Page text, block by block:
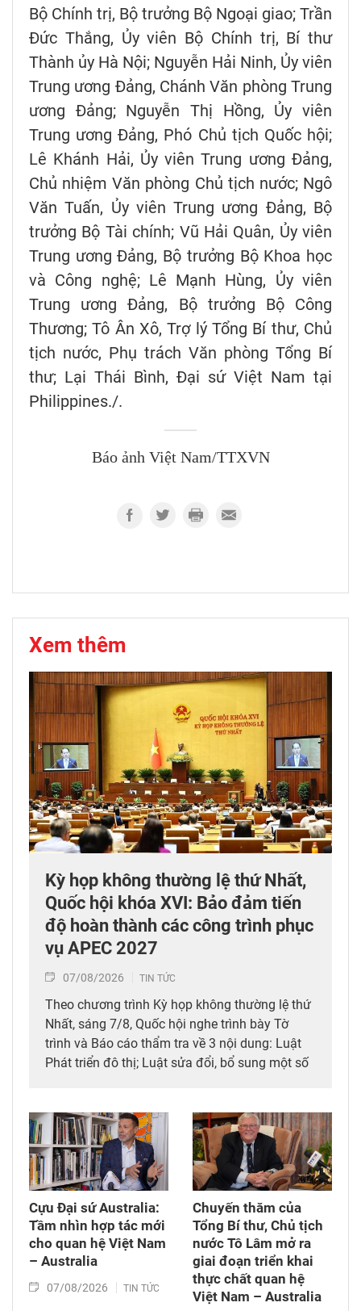
Bộ Chính trị, Bộ trưởng Bộ Ngoại giao; Trần
Đức Thắng, Ủy viên Bộ Chính trị, Bí thư
Thành ủy Hà Nội; Nguyễn Hải Ninh, Ủy viên
Trung ương Đảng, Chánh Văn phòng Trung
ương Đảng; Nguyễn Thị Hồng, Ủy viên
Trung ương Đảng, Phó Chủ tịch Quốc hội;
Lê Khánh Hải, Ủy viên Trung ương Đảng,
Chủ nhiệm Văn phòng Chủ tịch nước; Ngô
Văn Tuấn, Ủy viên Trung ương Đảng, Bộ
trưởng Bộ Tài chính; Vũ Hải Quân, Ủy viên
Trung ương Đảng, Bộ trưởng Bộ Khoa học
và Công nghệ; Lê Mạnh Hùng, Ủy viên
Trung ương Đảng, Bộ trưởng Bộ Công
Thương; Tô Ân Xô, Trợ lý Tổng Bí thư, Chủ
tịch nước, Phụ trách Văn phòng Tổng Bí
thư; Lại Thái Bình, Đại sứ Việt Nam tại
Philippines./.
Báo ảnh Việt Nam/TTXVN
Xem thêm
Kỳ họp không thường lệ thứ Nhất,
Quốc hội khóa XVI: Bảo đảm tiến
độ hoàn thành các công trình phục
vụ APEC 2027
07/08/2026 TIN TỨC
Theo chương trình Kỳ họp không thường lệ thứ
Nhất, sáng 7/8, Quốc hội nghe trình bày Tờ
trình và Báo cáo thẩm tra về 3 nội dung: Luật
Phát triển đô thị; Luật sửa đổi, bổ sung một số
nghiệp và môi trường; Luật sửa đổi, bổ sung
một số điều của Luật Tần số vô tuyến điện,
Luật Viễn thông, Luật Giao dịch điện tử và Luật
Chuyển giao công nghệ. Sau đó, Quốc hội thảo
luận ở tổ về 3 dự án Luật trên.
Cựu Đại sứ Australia:
Tầm nhìn hợp tác mới
cho quan hệ Việt Nam
– Australia
07/08/2026 TIN TỨC
Chuyến thăm của
Tổng Bí thư, Chủ tịch
nước Tô Lâm mở ra
giai đoạn triển khai
thực chất quan hệ
Việt Nam – Australia